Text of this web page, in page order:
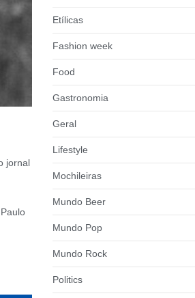
jornal
Etílicas
Fashion week
Food
Gastronomia
Geral
Lifestyle
Mochileiras
Mundo Beer
Mundo Pop
Mundo Rock
Politics